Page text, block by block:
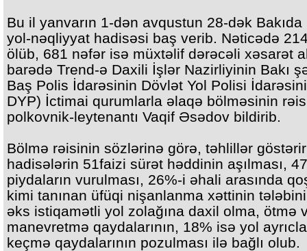
Bu il yanvarın 1-dən avqustun 28-dək Bakıda
yol-nəqliyyat hadisəsi baş verib. Nəticədə
ölüb, 681 nəfər isə müxtəlif dərəcəli xəsarət
barədə Trend-ə Daxili İşlər Nazirliyinin Bakı
Baş Polis İdarəsinin Dövlət Yol Polisi
DYP) İctimai qurumlarla əlaqə bölməsinin
polkovnik-leytenantı Vaqif Əsədov bildirib.
Bölmə rəisinin sözlərinə görə, təhlillər
hadisələrin 51faizi sürət həddinin aşılması,
piydaların vurulması, 26%-i əhali arasında
kimi tanınan üfüqi nişanlanma xəttinin
əks istiqamətli yol zolağına daxil olma, ötmə
manevretmə qaydalarının, 18% isə yol
keçmə qaydalarının pozulması ilə bağlı olub.